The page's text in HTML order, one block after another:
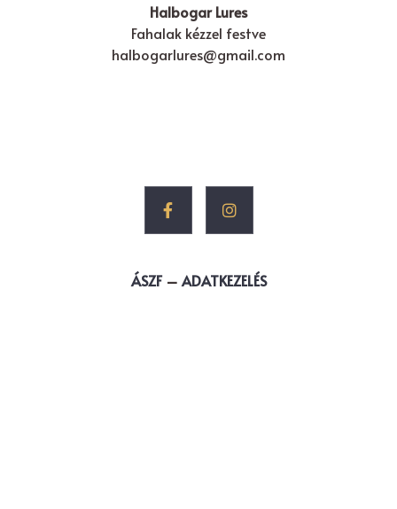
Halbogar Lures
Fahalak kézzel festve
halbogarlures@gmail.com
ÁSZF– ADATKEZELÉS